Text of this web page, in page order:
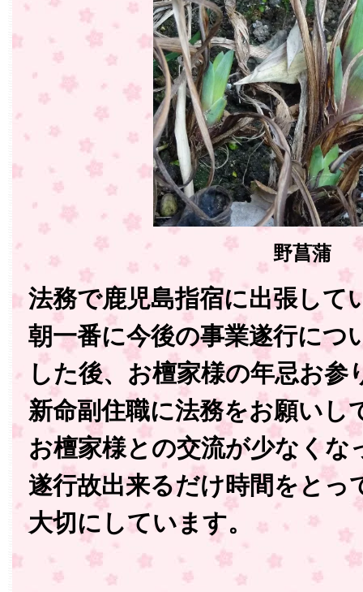
野菖蒲
法務で鹿児島指宿に出張して
朝一番に今後の事業遂行につ
した後、お檀家様の年忌お参
新命副住職に法務をお願いし
お檀家様との交流が少なくな
遂行故出来るだけ時間をとっ
大切にしています。